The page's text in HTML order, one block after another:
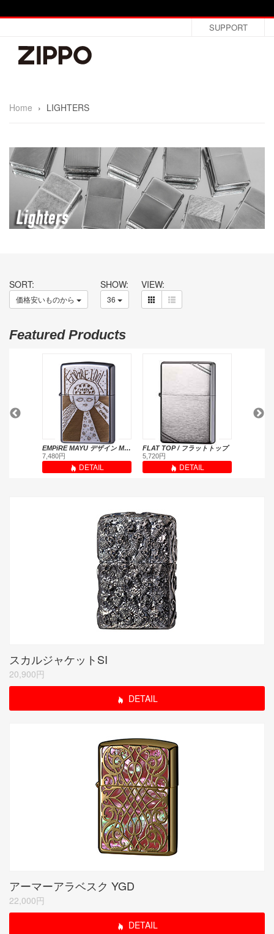
SUPPORT
Home › LIGHTERS
SORT:
価格安いものから
SHOW:
36
VIEW:
Featured Products
EMPiRE MAYU デザイン MODEL チェキ特典付(受注生産限定品)
7,480円
DETAIL
FLAT TOP / フラットトップ
5,720円
DETAIL
スカルジャケットSI
20,900円
DETAIL
アーマーアラベスク YGD
22,000円
DETAIL